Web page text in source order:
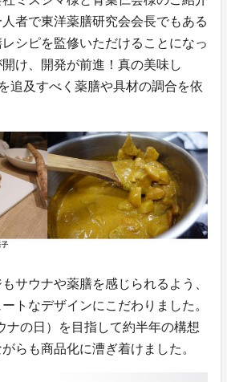
者で東洋薬膳研究会会長でもある
シピを監修いただけることになっ
け、開発が前進！真の美味し
追及すべく薬膳や具材の調合を依
サウナや薬膳を感じられるよう、
トなデザインにこだわりました。
ナの日）を目指して約半年の構想
らも商品化に漕ぎ着けました。